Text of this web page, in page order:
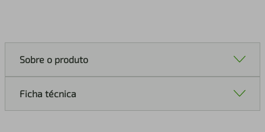
Sobre o produto
Ficha técnica